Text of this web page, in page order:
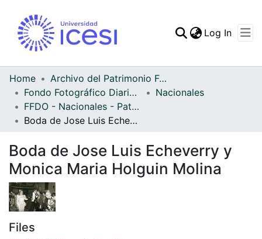
Statistics
Log In
Home
Archivo del Patrimonio Fotográfico y Fílmico del Valle del Cauca
Fondo Fotográfico Diario Occidente
Nacionales
FFDO - Nacionales - Patrimonial
Boda de Jose Luis Echeverry y Monica Maria Holguin Molina
Boda de Jose Luis Echeverry y
Monica Maria Holguin Molina
Files